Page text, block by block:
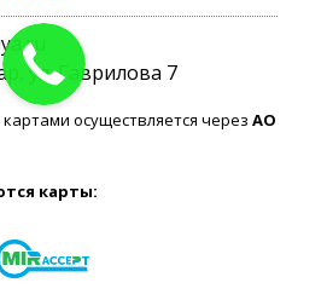
ул. Гаврилова 7
осуществляется черезАО
карты: